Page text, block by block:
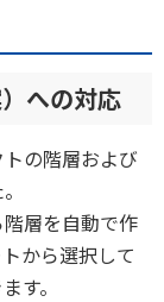
への対応
の階層および
層を自動で作
から選択して
す。